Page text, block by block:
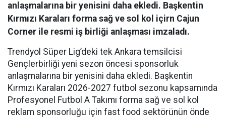
anlaşmalarına bir yenisini daha ekledi. Başkentin
Kırmızı Karaları forma sağ ve sol kol içirn Cajun
Corner ile resmi iş birliği anlaşması imzaladı.
Trendyol Süper Lig’deki tek Ankara temsilcisi
Gençlerbirliği yeni sezon öncesi sponsorluk
anlaşmalarına bir yenisini daha ekledi. Başkentin
Kırmızı Karaları 2026-2027 futbol sezonu kapsamında
Profesyonel Futbol A Takımı forma sağ ve sol kol
reklam sponsorluğu için fast food sektörünün önde